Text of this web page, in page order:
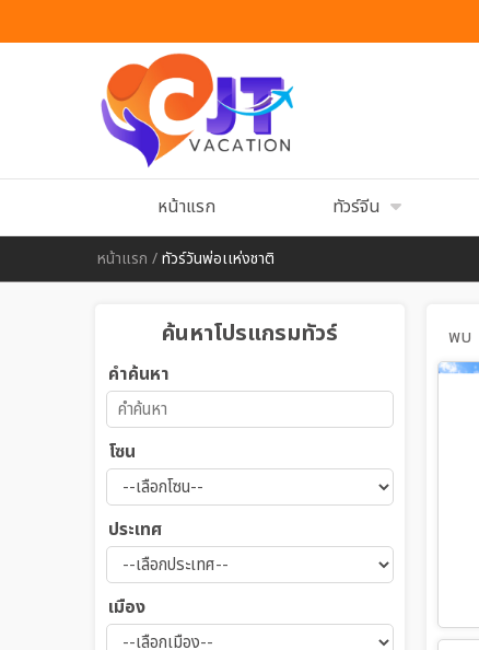
หน้าแรก ทัวร์จีน
หน้าแรก /ทัวร์วันพ่อเเห่งชาติ
ค้นหาโปรแกรมทัวร์
คำค้นหา
โซน
ประเทศ
เมือง
พบ